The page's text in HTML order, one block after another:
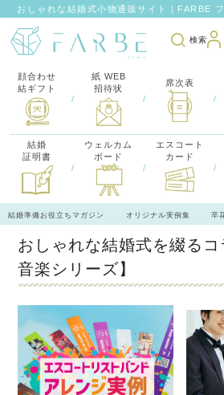
おしゃれな結婚式小物通販サイト｜FARBE
検索
顔合わせ
結ギフト
/
紙 WEB
招待状
/
席次表
/
結婚
証明書
/
ウェルカム
ボード
/
エスコート
カード
/
結婚準備お役立ちマガジン オリジナル実例集 卒
おしゃれな結婚式を綴るコ
音楽シリーズ】